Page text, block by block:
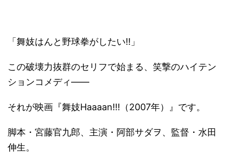
「舞妓はんと野球拳がしたい!!」
この破壊力抜群のセリフで始まる、笑撃のハイテン
ションコメディ――
それが映画『舞妓Haaaan!!!（2007年）』です。
脚本・宮藤官九郎、主演・阿部サダヲ、監督・水田
伸生。